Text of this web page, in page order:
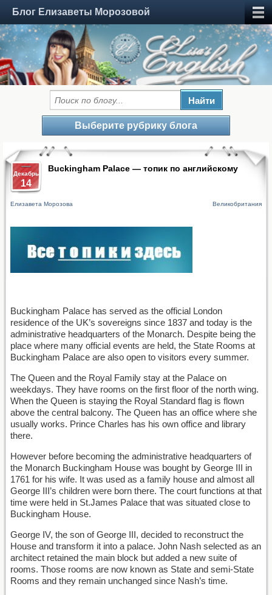
Блог Елизаветы Морозовой
Выберите рубрику блога
Декабрь
14
Buckingham Palace — топик по английскому
Елизавета Морозова Великобритания
Buckingham Palace has served as the official London
residence of the UK’s sovereigns since 1837 and today is the
administrative headquarters of the Monarch. Despite being the
place where many official events are held, the State Rooms at
Buckingham Palace are also open to visitors every summer.
The Queen and the Royal Family stay at the Palace on
weekdays. They have rooms on the first floor of the north wing.
When the Queen is staying the Royal Standard flag is flown
above the central balcony. The Queen has an office where she
usually works. Prince Charles has his own office and library
there.
However before becoming the administrative headquarters of
the Monarch Buckingham House was bought by George III in
1761 for his wife. It was used as a family house and almost all
George III’s children were born there. The court functions at that
time were held in St.James Palace that was situated close to
Buckingham House.
George IV, the son of George III, decided to reconstruct the
House and transform it into a palace. John Nash selected as an
architect retained the main block but added a new suite of
rooms. Those rooms are now known as State and semi-State
Rooms and they remain unchanged since Nash’s time.